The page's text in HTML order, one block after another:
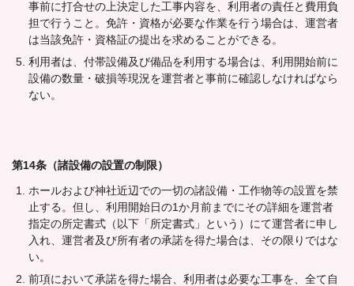
事前に打合せの上決定した工事内容を、利用者の責任と費用負
担で行うこと。免許・資格が必要な作業を行う場合は、運営者
は当該免許・資格証の提出を求めることができる。
利用者は、付帯設備及び備品を利用する場合は、利用開始前に
設備の数量・破損等現況を運営者と事前に確認しなければなら
ない。
第14条（諸設備の設置の制限）
ホールおよび神社近辺での一切の諸設備・工作物等の設置を禁
止する。但し、利用開始日の1か月前までにその詳細を運営者
指定の所定書式（以下「所定書式」という）にて運営者に申し
入れ、運営者及び所有者の承諾を得た場合は、その限りではな
い。
前項において承諾を得た場合、利用者は必要な工事を、全て自